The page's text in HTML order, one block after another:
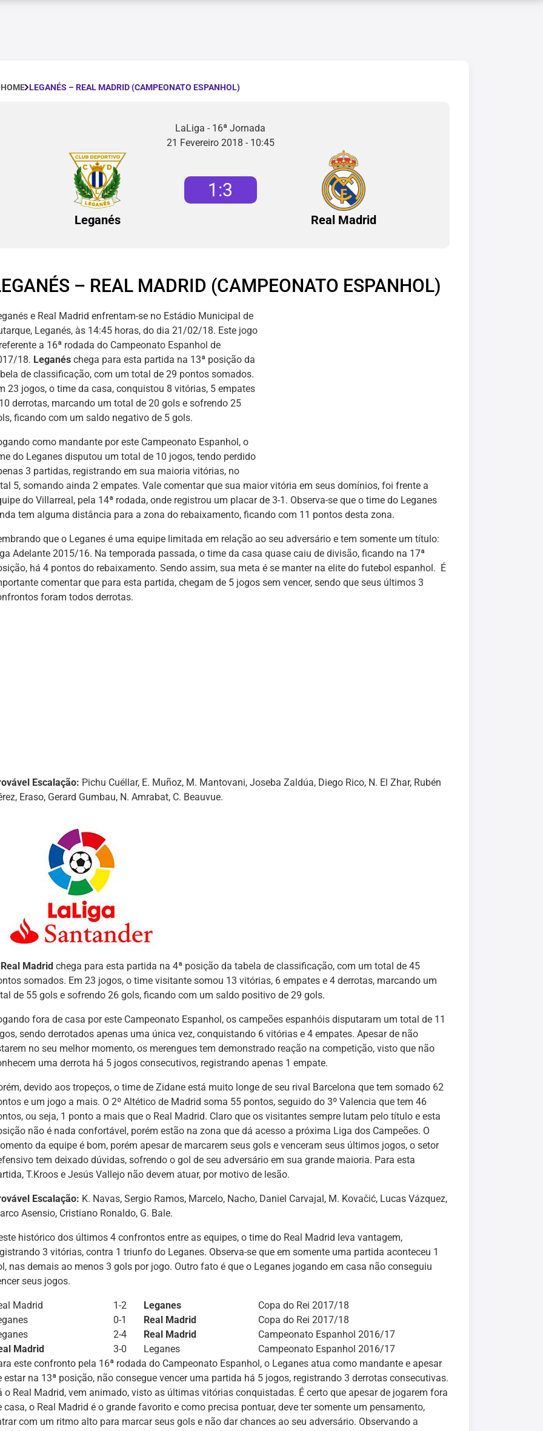
HOME LEGANÉS – REAL MADRID (CAMPEONATO ESPANHOL)
LaLiga - 16ª Jornada
21 Fevereiro 2018 - 10:45
Leganés
1 :3
Real Madrid
– REAL MADRID (CAMPEONATO ESPANHOL)
e Real Madrid enfrentam-se no Estádio Municipal de
Leganés, às 14:45 horas, do dia 21/02/18. Este jogo
a 16ª rodada do Campeonato Espanhol de
18. Leganés chega para esta partida na 13ª posição da
de classificação, com um total de 29 pontos somados.
23 jogos, o time da casa, conquistou 8 vitórias, 5 empates
derrotas, marcando um total de 20 gols e sofrendo 25
ficando com um saldo negativo de 5 gols.
como mandante por este Campeonato Espanhol, o
do Leganes disputou um total de 10 jogos, tendo perdido
3 partidas, registrando em sua maioria vitórias, no
5, somando ainda 2 empates. Vale comentar que sua maior vitória em seus domínios, foi frente a
do Villarreal, pela 14ª rodada, onde registrou um placar de 3-1. Observa-se que o time do Leganes
tem alguma distância para a zona do rebaixamento, ficando com 11 pontos desta zona.
que o Leganes é uma equipe limitada em relação ao seu adversário e tem somente um título:
Adelante 2015/16. Na temporada passada, o time da casa quase caiu de divisão, ficando na 17ª
há 4 pontos do rebaixamento. Sendo assim, sua meta é se manter na elite do futebol espanhol. É
comentar que para esta partida, chegam de 5 jogos sem vencer, sendo que seus últimos 3
foram todos derrotas.
Escalação: Pichu Cuéllar, E. Muñoz, M. Mantovani, Joseba Zaldúa, Diego Rico, N. El Zhar, Rubén
Eraso, Gerard Gumbau, N. Amrabat, C. Beauvue.
Real Madrid chega para esta partida na 4ª posição da tabela de classificação, com um total de 45
somados. Em 23 jogos, o time visitante somou 13 vitórias, 6 empates e 4 derrotas, marcando um
de 55 gols e sofrendo 26 gols, ficando com um saldo positivo de 29 gols.
fora de casa por este Campeonato Espanhol, os campeões espanhóis disputaram um total de 11
sendo derrotados apenas uma única vez, conquistando 6 vitórias e 4 empates. Apesar de não
no seu melhor momento, os merengues tem demonstrado reação na competição, visto que não
uma derrota há 5 jogos consecutivos, registrando apenas 1 empate.
devido aos tropeços, o time de Zidane está muito longe de seu rival Barcelona que tem somado 62
e um jogo a mais. O 2º Altético de Madrid soma 55 pontos, seguido do 3º Valencia que tem 46
ou seja, 1 ponto a mais que o Real Madrid. Claro que os visitantes sempre lutam pelo título e esta
não é nada confortável, porém estão na zona que dá acesso a próxima Liga dos Campeões. O
da equipe é bom, porém apesar de marcarem seus gols e venceram seus últimos jogos, o setor
tem deixado dúvidas, sofrendo o gol de seu adversário em sua grande maioria. Para esta
T.Kroos e Jesús Vallejo não devem atuar, por motivo de lesão.
Escalação: K. Navas, Sergio Ramos, Marcelo, Nacho, Daniel Carvajal, M. Kovačić, Lucas Vázquez,
Asensio, Cristiano Ronaldo, G. Bale.
histórico dos últimos 4 confrontos entre as equipes, o time do Real Madrid leva vantagem,
3 vitórias, contra 1 triunfo do Leganes. Observa-se que em somente uma partida aconteceu 1
nas demais ao menos 3 gols por jogo. Outro fato é que o Leganes jogando em casa não conseguiu
seus jogos.
Madrid 1-2 Leganes
Copa do Rei 2017/18
0-1 Real Madrid
Copa do Rei 2017/18
2-4 Real Madrid
Campeonato Espanhol 2016/17
Madrid
3-0 Leganes
Campeonato Espanhol 2016/17
este confronto pela 16ª rodada do Campeonato Espanhol, o Leganes atua como mandante e apesar
estar na 13ª posição, não consegue vencer uma partida há 5 jogos, registrando 3 derrotas consecutivas.
o Real Madrid, vem animado, visto as últimas vitórias conquistadas. É certo que apesar de jogarem fora
casa, o Real Madrid é o grande favorito e como precisa pontuar, deve ter somente um pensamento,
com um ritmo alto para marcar seus gols e não dar chances ao seu adversário. Observando a